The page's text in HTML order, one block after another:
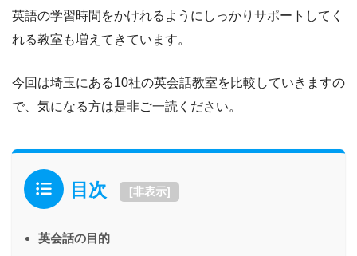
英語の学習時間をかけれるようにしっかりサポートしてく
れる教室も増えてきています。
今回は埼玉にある10社の英会話教室を比較していきますの
で、気になる方は是非ご一読ください。
目次 [非表示]
英会話の目的